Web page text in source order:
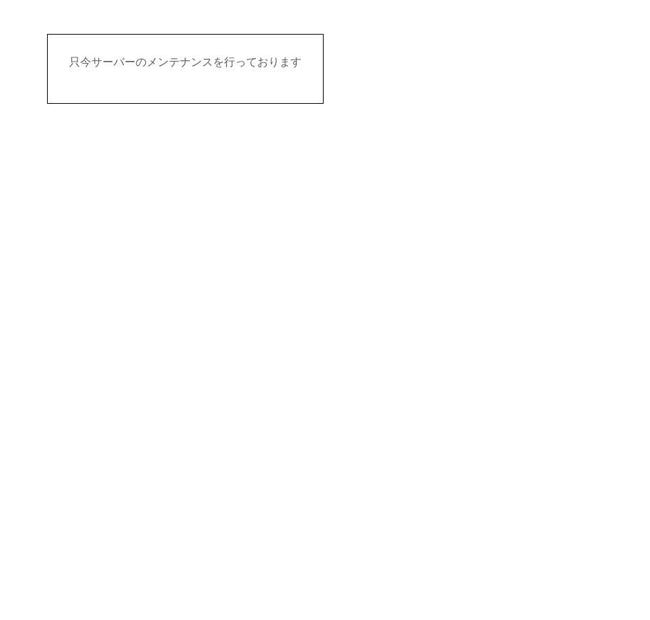
只今サーバーのメンテナンスを行っております